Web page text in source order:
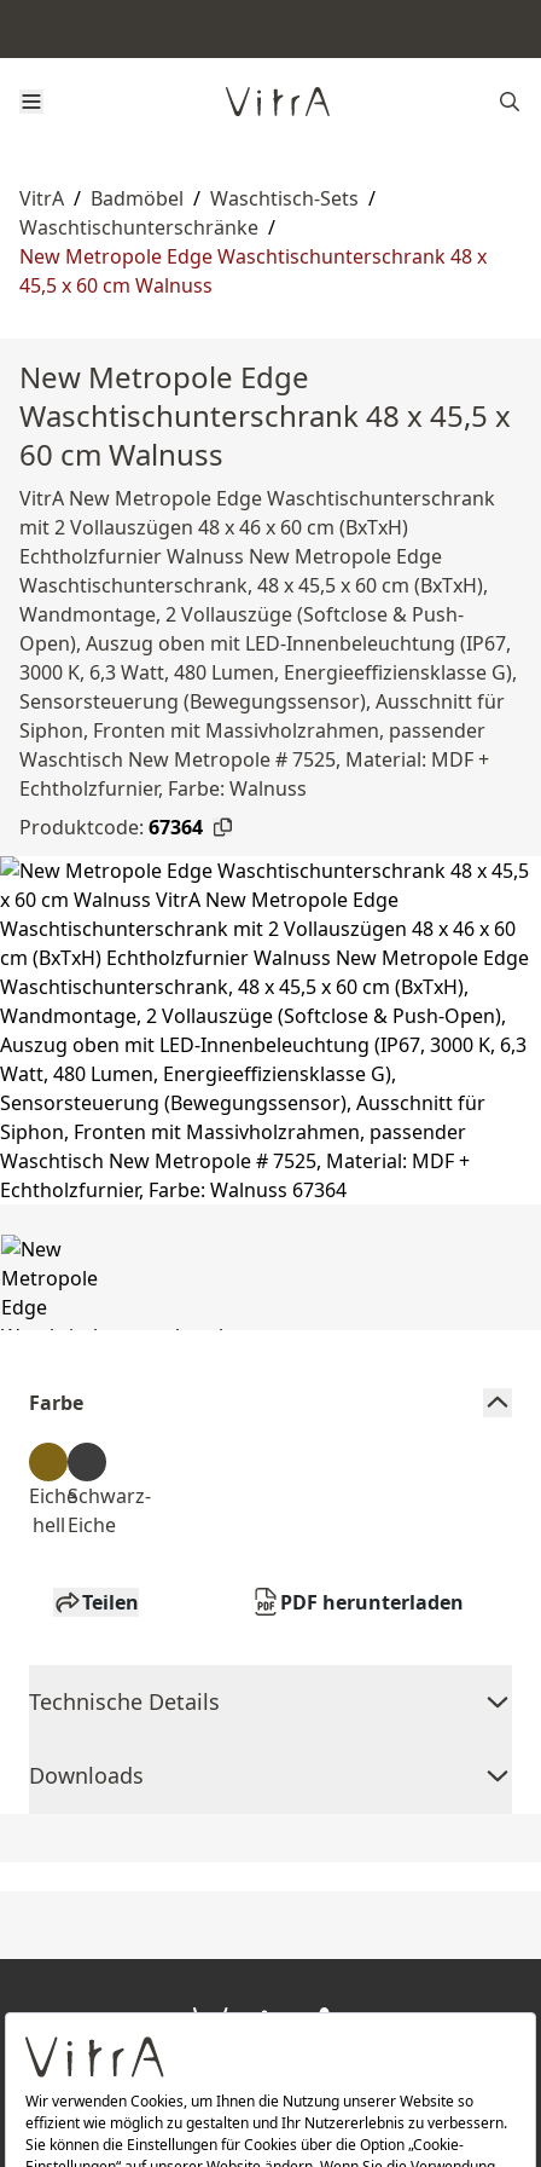
VitrA / Badmöbel / Waschtisch-Sets /
Waschtischunterschränke /
New Metropole Edge Waschtischunterschrank 48 x
45,5 x 60 cm Walnuss
New Metropole Edge
Waschtischunterschrank 48 x 45,5 x
60 cm Walnuss
VitrA New Metropole Edge Waschtischunterschrank
mit 2 Vollauszügen 48 x 46 x 60 cm (BxTxH)
Echtholzfurnier Walnuss New Metropole Edge
Waschtischunterschrank, 48 x 45,5 x 60 cm (BxTxH),
Wandmontage, 2 Vollauszüge (Softclose & Push-
Open), Auszug oben mit LED-Innenbeleuchtung (IP67,
3000 K, 6,3 Watt, 480 Lumen, Energieeffiziensklasse G),
Sensorsteuerung (Bewegungssensor), Ausschnitt für
Siphon, Fronten mit Massivholzrahmen, passender
Waschtisch New Metropole # 7525, Material: MDF +
Echtholzfurnier, Farbe: Walnuss
Produktcode: 67364
Farbe
Eiche
hell
Schwarz-
Eiche
Teilen PDF herunterladen
Technische Details
Downloads